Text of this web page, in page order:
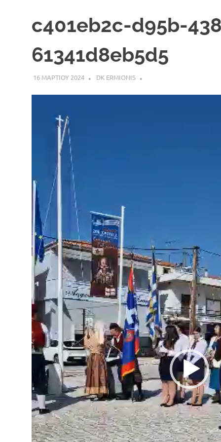
c401eb2c-d95b-
61341d8eb5d5
16 ΜΑΡΤΙΟΥ 2024 DK ERMIONIS
Αναπαραγωγής
Βίντεο